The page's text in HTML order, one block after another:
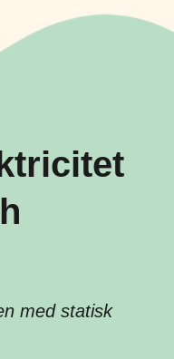
med statisk